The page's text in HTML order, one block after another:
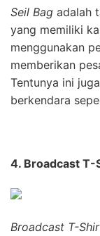
Seil Bag adalah
yang memiliki
menggunakan
memberikan
Tentunya ini
berkendara
4. Broadcast T-
Broadcast T-